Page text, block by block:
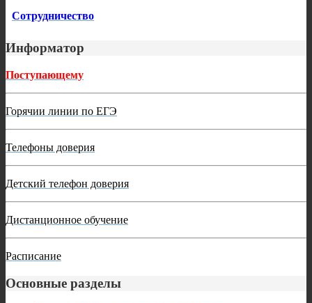
Сотрудничество
Информатор
Поступающему
Горячии линии по ЕГЭ
Телефоны доверия
Детский телефон доверия
Дистанционное обучение
Расписание
Основные разделы